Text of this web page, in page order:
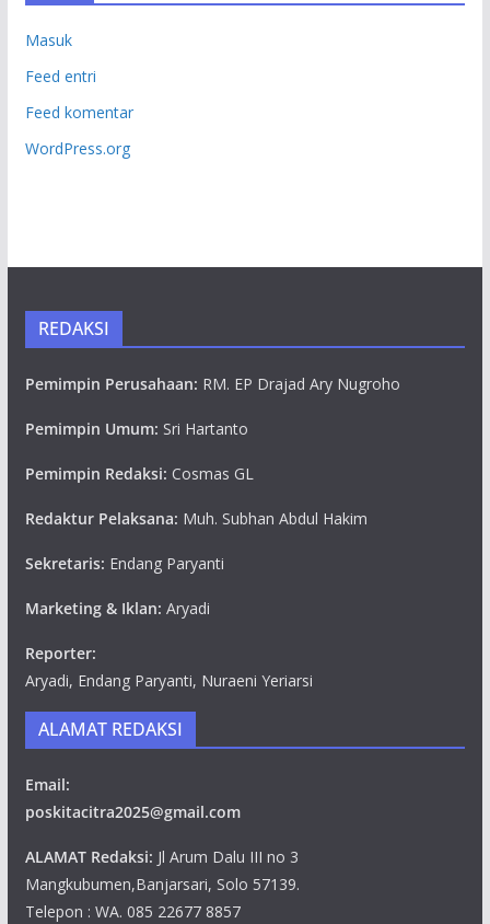
Masuk
Feed entri
Feed komentar
WordPress.org
REDAKSI
Pemimpin Perusahaan: RM. EP Drajad Ary Nugroho
Pemimpin Umum: Sri Hartanto
Pemimpin Redaksi: Cosmas GL
Redaktur Pelaksana: Muh. Subhan Abdul Hakim
Sekretaris: Endang Paryanti
Marketing & Iklan: Aryadi
Reporter:
Aryadi, Endang Paryanti, Nuraeni Yeriarsi
ALAMAT REDAKSI
Email:
poskitacitra2025@gmail.com
ALAMAT Redaksi: Jl Arum Dalu III no 3
Mangkubumen,Banjarsari, Solo 57139.
Telepon : WA. 085 22677 8857